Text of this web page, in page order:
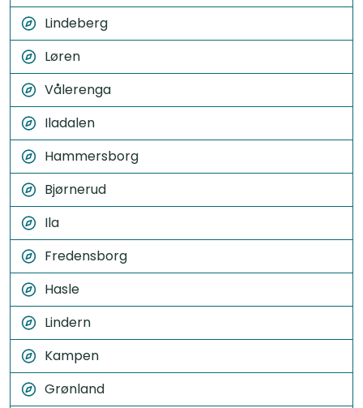
Lindeberg
Løren
Vålerenga
Iladalen
Hammersborg
Bjørnerud
Ila
Fredensborg
Hasle
Lindern
Kampen
Grønland